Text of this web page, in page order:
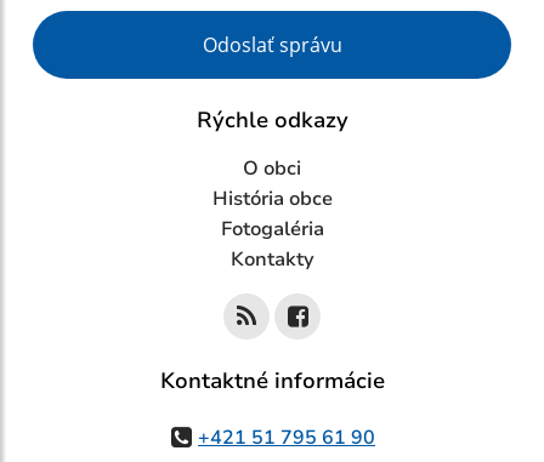
Google reCaptcha Response
Odoslať správu
Rýchle odkazy
O obci
História obce
Fotogaléria
Kontakty
Kontaktné informácie
+421 51 795 61 90